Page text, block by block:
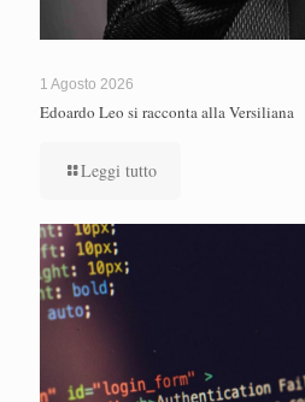
1 Agosto 2026
Edoardo Leo si racconta alla Versiliana
Leggi tutto